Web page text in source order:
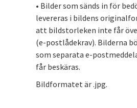
• Bilder som sänds in för
levereras i bildens
att bildstorleken inte får
(e-postlådekrav). Bilderna
som separata e-
får beskäras.
Bildformatet är .jpg.